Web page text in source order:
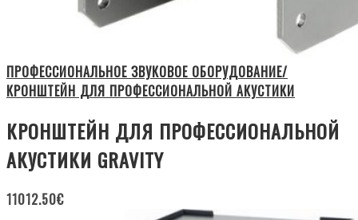
ПРОФЕССИОНАЛЬНОЕ ЗВУКОВОЕ ОБОРУДОВАНИЕ/
КРОНШТЕЙН ДЛЯ ПРОФЕССИОНАЛЬНОЙ АКУСТИКИ
КРОНШТЕЙН ДЛЯ ПРОФЕССИОНАЛЬНОЙ
АКУСТИКИ GRAVITY
11012.50€